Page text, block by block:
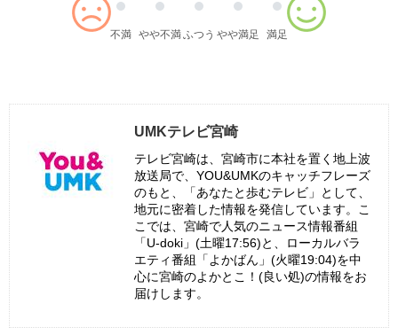
不満 やや不満ふつう やや満足 満足
UMKテレビ宮崎
テレビ宮崎は、宮崎市に本社を置く地上波
放送局で、YOU&UMKのキャッチフレーズ
のもと、「あなたと歩むテレビ」として、
地元に密着した情報を発信しています。こ
こでは、宮崎で人気のニュース情報番組
「U-doki」(土曜17:56)と、ローカルバラ
エティ番組「よかばん」(火曜19:04)を中
心に宮崎のよかとこ！(良い処)の情報をお
届けします。